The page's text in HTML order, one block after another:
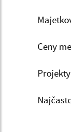
Ceny